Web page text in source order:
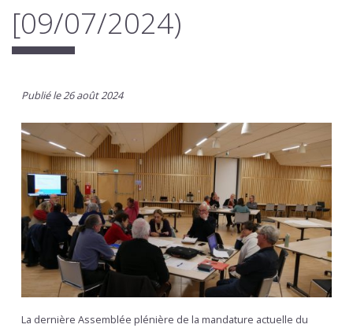
[09/07/2024)
Publié le 26 août 2024
La dernière Assemblée plénière de la mandature actuelle du